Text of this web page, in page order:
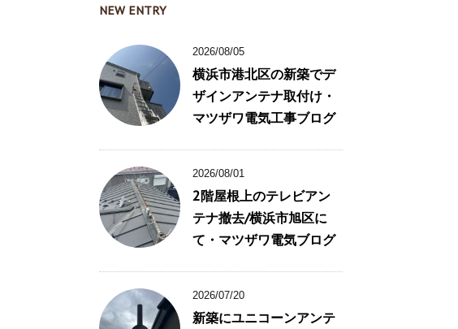
NEW ENTRY
2026/08/05
横浜市港北区の新築でデ
ザインアンテナ取付け・
マツザワ電気工事ブログ
2026/08/01
2階屋根上のテレビアン
テナ撤去/横浜市旭区に
て・マツザワ電気ブログ
2026/07/20
新築にユニコーンアンテ